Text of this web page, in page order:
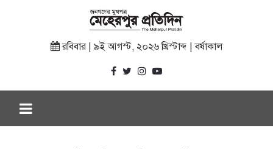
রবিবার | ৯ই আগস্ট, ২০২৬ খ্রিস্টাব্দ | বর্ষাকাল